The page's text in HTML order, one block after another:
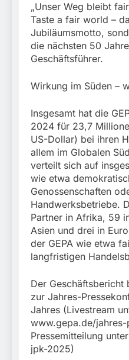
„Unser Weg bleibt
Taste a fair world –
Jubiläumsmotto,
die nächsten 50
Geschäftsführer.
Wirkung im Süden –
Insgesamt hat die
2024 für 23,7
US-Dollar) bei ihren
allem im Globalen
verteilt sich auf
wie etwa
Genossenschaften
Handwerksbetriebe.
Partner in Afrika, 59
Asien und drei in
der GEPA wie etwa
langfristigen
Der Geschäftsbericht
zur Jahres-
Jahres (Livestream
www.gepa.de/
Pressemitteilung
jpk-2025)